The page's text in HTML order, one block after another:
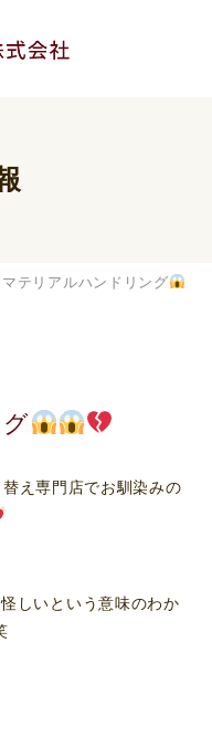
マテリアルハンドリング
え専門店でお馴染みの
しいという意味のわか